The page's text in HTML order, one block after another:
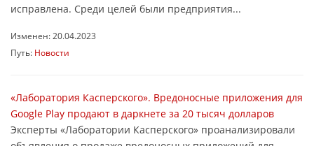
исправлена. Среди целей были предприятия...
Изменен: 20.04.2023
Путь: Новости
«Лаборатория Касперского». Вредоносные приложения для
Google Play продают в даркнете за 20 тысяч долларов
Эксперты «Лаборатории Касперского» проанализировали